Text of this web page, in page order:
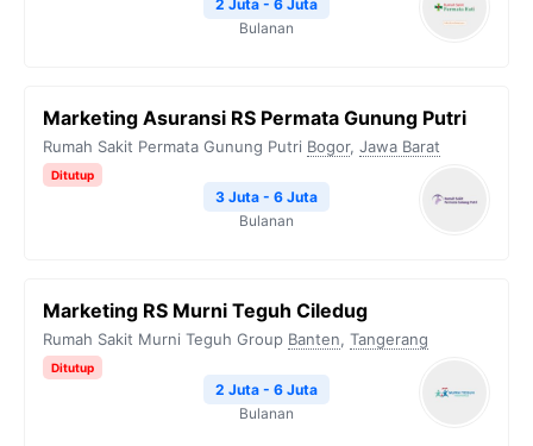
2 Juta - 6 Juta
Bulanan
Marketing Asuransi RS Permata Gunung Putri
Rumah Sakit Permata Gunung Putri Bogor, Jawa Barat
Ditutup
3 Juta - 6 Juta
Bulanan
Marketing RS Murni Teguh Ciledug
Rumah Sakit Murni Teguh Group Banten, Tangerang
Ditutup
2 Juta - 6 Juta
Bulanan